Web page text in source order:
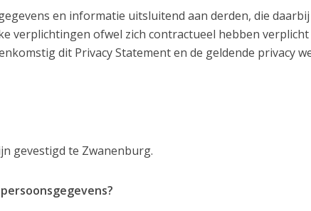
en informatie uitsluitend aan derden, die
verplichtingen ofwel zich contractueel hebben verplicht
dit Privacy Statement en de geldende privacy
gevestigd te Zwanenburg.